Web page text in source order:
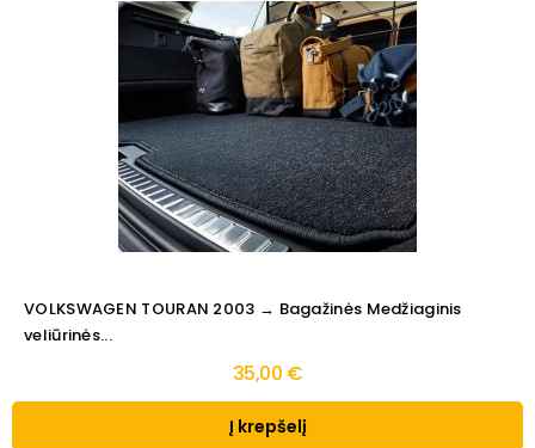
VOLKSWAGEN TOURAN 2003 → Bagažinės Medžiaginis
veliūrinės...
35,00 €
Į krepšelį